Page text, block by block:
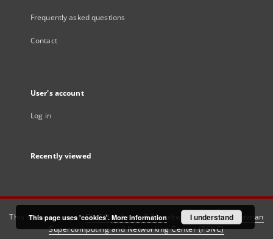
Frequently asked questions
Contact
User's account
Log in
Recently viewed
This service runs onDInGO dLibra 6.3.21software created by
Poznan
Supercomputing and Networking Center (PSNC)
This page uses 'cookies'. More information I understand